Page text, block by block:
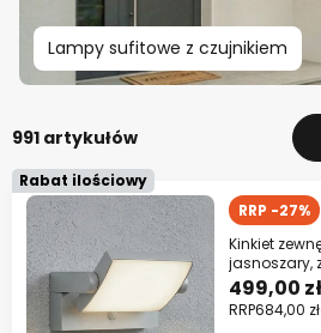
Lampy sufitowe z czujnikiem
991 artykułów
Rabat ilościowy
RRP -27%
Kinkiet
jasnoszary,
nachylenia i
499,00 zł
RRP684,00 zł